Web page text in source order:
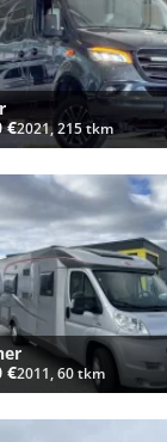
€2021, 215 tkm
€2011, 60 tkm